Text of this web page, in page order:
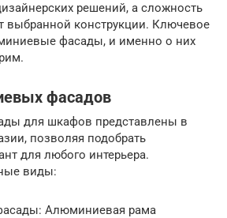
решений, а сложность
выбранной конструкции. Ключевое
фасады, и именно о них
фасадов
для шкафов представлены в
позволяя подобрать
для любого интерьера.
виды:
Алюминиевая рама